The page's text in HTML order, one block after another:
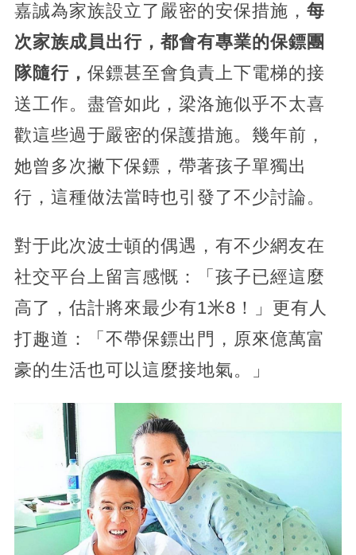
嘉誠為家族設立了嚴密的安保措施， 每
次家族成員出行，都會有專業的保鏢團
隊隨行， 保鏢甚至會負責上下電梯的接
送工作。盡管如此，梁洛施似乎不太喜
歡這些過于嚴密的保護措施。幾年前，
她曾多次撇下保鏢，帶著孩子單獨出
行，這種做法當時也引發了不少討論。
對于此次波士頓的偶遇，有不少網友在
社交平台上留言感慨：「孩子已經這麼
高了，估計將來最少有1米8！」更有人
打趣道：「不帶保鏢出門，原來億萬富
豪的生活也可以這麼接地氣。」